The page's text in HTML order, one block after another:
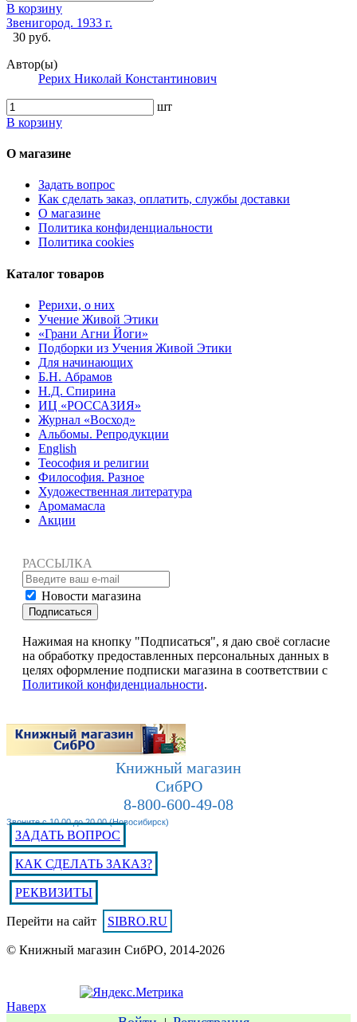
В корзину
Звенигород. 1933 г.
30 руб.
Автор(ы)
Рерих Николай Константинович
шт
В корзину
О магазине
Задать вопрос
Как сделать заказ, оплатить, службы доставки
О магазине
Политика конфиденциальности
Политика cookies
Каталог товаров
Рерихи, о них
Учение Живой Этики
«Грани Агни Йоги»
Подборки из Учения Живой Этики
Для начинающих
Б.Н. Абрамов
Н.Д. Спирина
ИЦ «РОССАЗИЯ»
Журнал «Восход»
Альбомы. Репродукции
English
Теософия и религии
Философия. Разное
Художественная литература
Аромамасла
Акции
РАССЫЛКА
Новости магазина
Подписаться
Нажимая на кнопку "Подписаться", я даю своё согласие
на обработку предоставленных персональных данных в
целях оформление подписки магазина в соответствии с
Политикой конфиденциальности.
Книжный магазин
СибРО
8-800-600-49-08
Звоните с 10.00 до 20.00 (Новосибирск)
ЗАДАТЬ ВОПРОС
КАК СДЕЛАТЬ ЗАКАЗ?
РЕКВИЗИТЫ
Перейти на сайт SIBRO.RU
© Книжный магазин СибРО, 2014-2026
Наверх